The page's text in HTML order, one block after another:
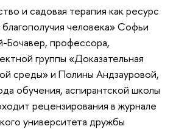
и садовая терапия как ресурс
человека» Софьи
Бочавер, профессора,
группы «Доказательная
среды» и Полины Андзауровой,
обучения, аспирантской школы
рецензирования в журнале
университета дружбы